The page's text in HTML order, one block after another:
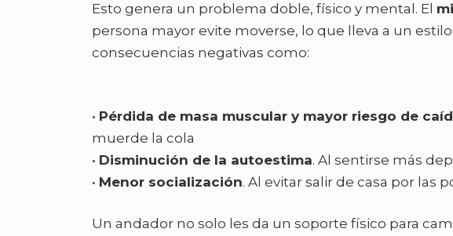
Esto genera un problema doble, físico y mental. El
persona mayor evite moverse, lo que lleva a un
consecuencias negativas como:
• Pérdida de masa muscular y mayor riesgo de
muerde la cola
• Disminución de la autoestima. Al sentirse más
• Menor socialización. Al evitar salir de casa por las
Un andador no solo les da un soporte físico para